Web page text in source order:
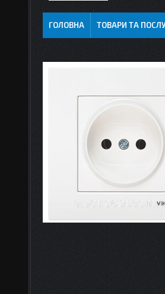
ГОЛОВНА ТОВАРИ ТА